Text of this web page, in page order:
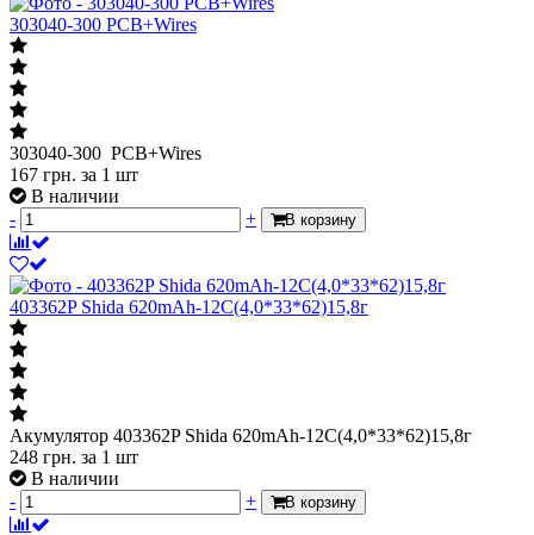
303040-300 PCB+Wires
303040-300 PCB+Wires
167 грн. за 1 шт
В наличии
-
+ В корзину
403362P Shida 620mAh-12C(4,0*33*62)15,8г
Акумулятор 403362P Shida 620mAh-12C(4,0*33*62)15,8г
248 грн. за 1 шт
В наличии
-
+ В корзину